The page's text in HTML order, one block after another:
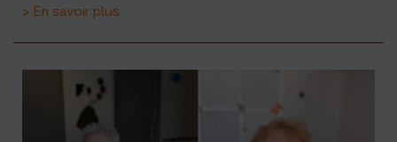
> En savoir plus